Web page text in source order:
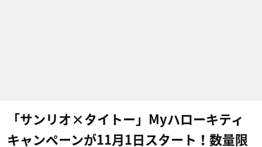
「サンリオ×タイトー」Myハローキティ
キャンペーンが11月1日スタート！数量限